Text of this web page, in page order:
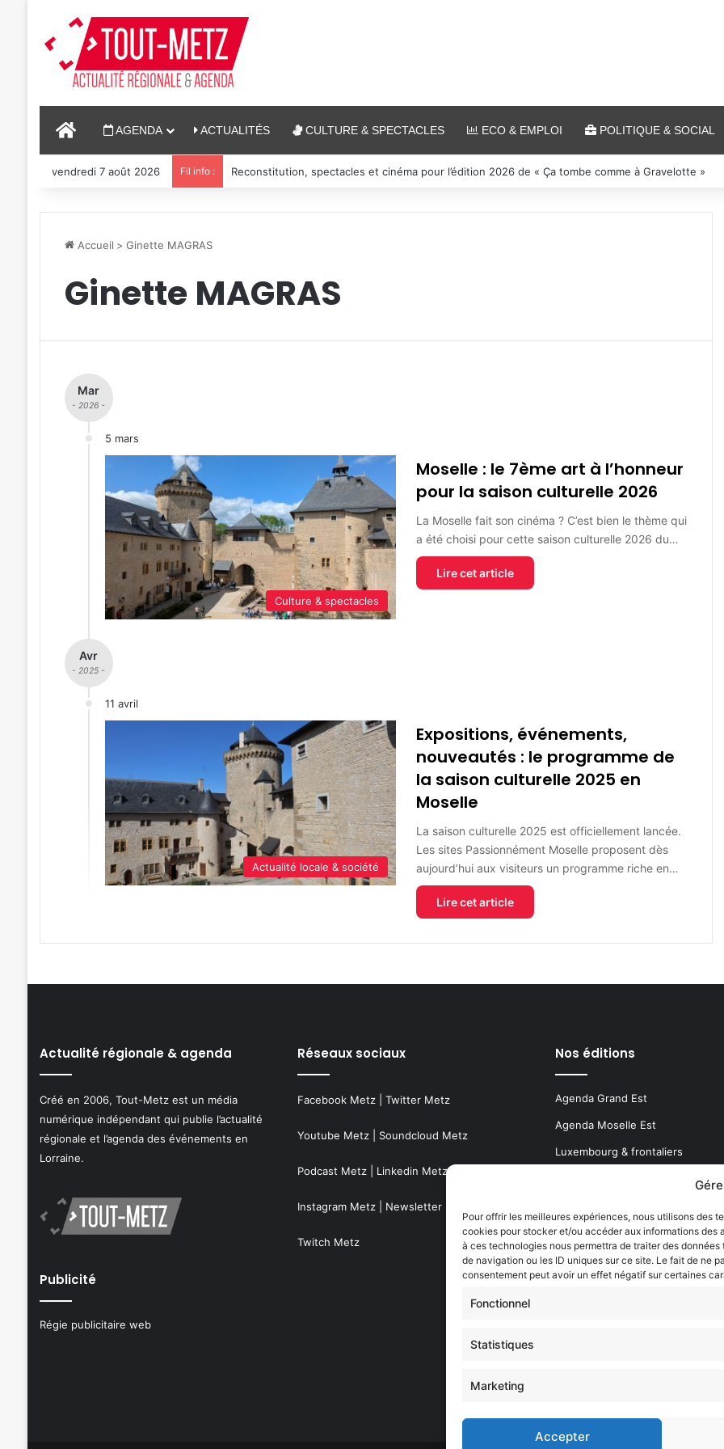
Pour offrir les meilleures expériences, nous utilisons des
cookies pour stocker et/ou accéder aux informations des
à ces technologies nous permettra de traiter des
de navigation ou les ID uniques sur ce site. Le fait de ne
consentement peut avoir un effet négatif sur certaines
Fonctionnel
Statistiques
Marketing
Accepter
ACCUEILAGENDA ACTUALITÉS CULTURE & SPECTACLES ECO & EMPLOI POLITIQUE & SOCIAL
vendredi 7 août 2026 Fil info : Reconstitution, spectacles et cinéma pour l’édition 2026 de « Ça tombe comme à Gravelotte »
Accueil > Ginette MAGRAS
Ginette MAGRAS
Mar
- 2026 -
5 mars
Culture & spectacles
Moselle : le 7ème art à l’honneur
pour la saison culturelle 2026
La Moselle fait son cinéma ? C’est bien le thème qui
a été choisi pour cette saison culturelle 2026 du…
Lire cet article
Avr
- 2025 -
11 avril
Actualité locale & société
Expositions, événements,
nouveautés : le programme de
la saison culturelle 2025 en
Moselle
La saison culturelle 2025 est officiellement lancée.
Les sites Passionnément Moselle proposent dès
aujourd’hui aux visiteurs un programme riche en…
Lire cet article
Actualité régionale & agenda
Créé en 2006, Tout-Metz est un média
numérique indépendant qui publie l’actualité
régionale et l’agenda des événements en
Lorraine.
Publicité
Régie publicitaire web
Réseaux sociaux
Facebook Metz| Twitter Metz
Youtube Metz| Soundcloud Metz
Podcast Metz| Linkedin Metz
Instagram Metz| Newsletter Metz
Twitch Metz
Nos éditions
Agenda Grand Est
Agenda Moselle Est
Luxembourg & frontaliers
Thionville & Moselle Nord
Dossiers à la Une